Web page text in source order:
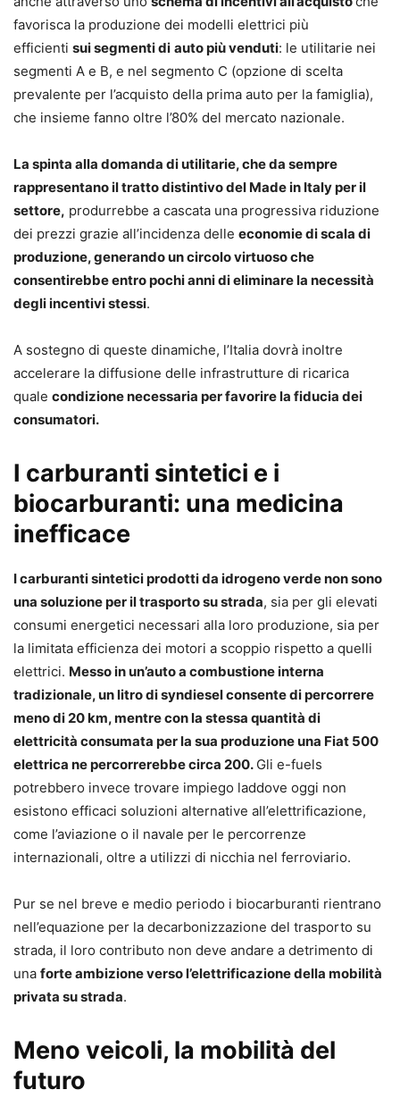
favorisca la produzione dei modelli elettrici più
efficienti sui segmenti di auto più venduti: le utilitarie nei
segmenti A e B, e nel segmento C (opzione di scelta
prevalente per l’acquisto della prima auto per la famiglia),
che insieme fanno oltre l’80% del mercato nazionale.
La spinta alla domanda di utilitarie, che da sempre
rappresentano il tratto distintivo del Made in Italy per il
settore, produrrebbe a cascata una progressiva riduzione
dei prezzi grazie all’incidenza delle economie di scala di
produzione, generando un circolo virtuoso che
consentirebbe entro pochi anni di eliminare la necessità
degli incentivi stessi.
A sostegno di queste dinamiche, l’Italia dovrà inoltre
accelerare la diffusione delle infrastrutture di ricarica
quale condizione necessaria per favorire la fiducia dei
consumatori.
I carburanti sintetici e i
biocarburanti: una medicina
inefficace
I carburanti sintetici prodotti da idrogeno verde non sono
una soluzione per il trasporto su strada, sia per gli elevati
consumi energetici necessari alla loro produzione, sia per
la limitata efficienza dei motori a scoppio rispetto a quelli
elettrici. Messo in un’auto a combustione interna
tradizionale, un litro di syndiesel consente di percorrere
meno di 20 km, mentre con la stessa quantità di
elettricità consumata per la sua produzione una Fiat 500
elettrica ne percorrerebbe circa 200. Gli e-fuels
potrebbero invece trovare impiego laddove oggi non
esistono efficaci soluzioni alternative all’elettrificazione,
come l’aviazione o il navale per le percorrenze
internazionali, oltre a utilizzi di nicchia nel ferroviario.
Pur se nel breve e medio periodo i biocarburanti rientrano
nell’equazione per la decarbonizzazione del trasporto su
strada, il loro contributo non deve andare a detrimento di
una forte ambizione verso l’elettrificazione della mobilità
privata su strada.
Meno veicoli, la mobilità del
futuro